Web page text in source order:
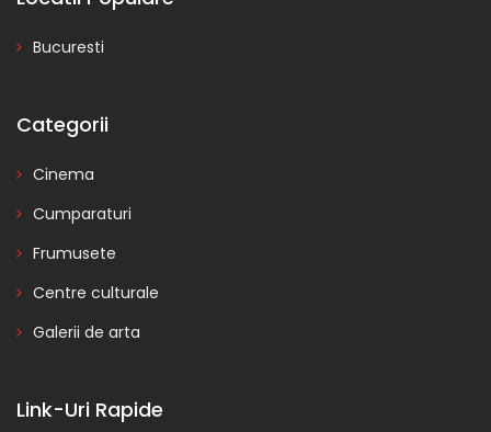
Bucuresti
Categorii
Cinema
Cumparaturi
Frumusete
Centre culturale
Galerii de arta
Link-Uri Rapide